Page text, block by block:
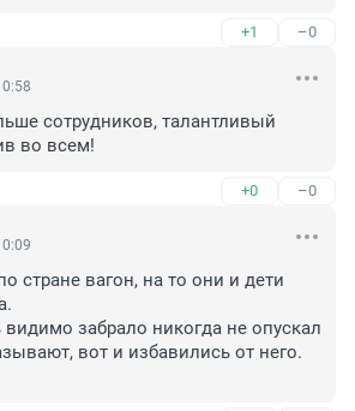
+1 –0
сотрудников, талантливый
во всем!
+0 –0
стране вагон, на то они и дети
видимо забрало никогда не опускал
вот и избавились от него.